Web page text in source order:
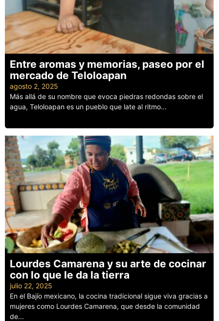
Entre aromas y memorias, paseo por el
mercado de Teloloapan
agosto 2, 2025
Más allá de su nombre que evoca piedras redondas sobre el
agua, Teloloapan es un pueblo que late al ritmo...
Lourdes Camarena y su arte de cocinar
con lo que le da la tierra
julio 22, 2025
En el Bajío mexicano, la cocina tradicional sigue viva gracias a
mujeres como Lourdes Camarena, que desde la comunidad
de...